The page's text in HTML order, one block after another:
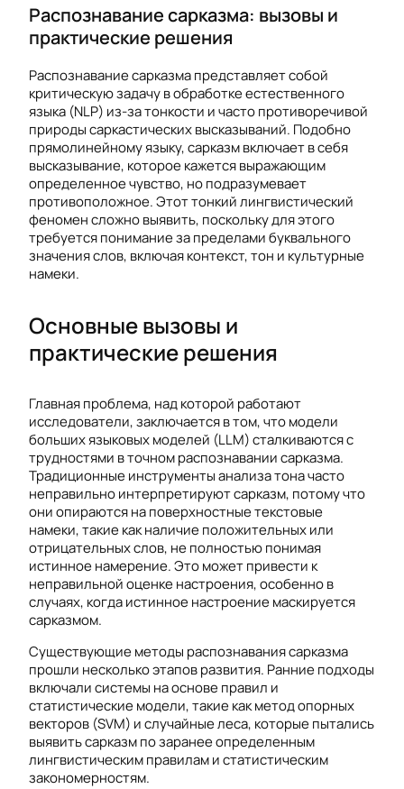
Распознавание сарказма: вызовы и
практические решения
Распознавание сарказма представляет собой
критическую задачу в обработке естественного
языка (NLP) из-за тонкости и часто противоречивой
природы саркастических высказываний. Подобно
прямолинейному языку, сарказм включает в себя
высказывание, которое кажется выражающим
определенное чувство, но подразумевает
противоположное. Этот тонкий лингвистический
феномен сложно выявить, поскольку для этого
требуется понимание за пределами буквального
значения слов, включая контекст, тон и культурные
намеки.
Основные вызовы и
практические решения
Главная проблема, над которой работают
исследователи, заключается в том, что модели
больших языковых моделей (LLM) сталкиваются с
трудностями в точном распознавании сарказма.
Традиционные инструменты анализа тона часто
неправильно интерпретируют сарказм, потому что
они опираются на поверхностные текстовые
намеки, такие как наличие положительных или
отрицательных слов, не полностью понимая
истинное намерение. Это может привести к
неправильной оценке настроения, особенно в
случаях, когда истинное настроение маскируется
сарказмом.
Существующие методы распознавания сарказма
прошли несколько этапов развития. Ранние подходы
включали системы на основе правил и
статистические модели, такие как метод опорных
векторов (SVM) и случайные леса, которые пытались
выявить сарказм по заранее определенным
лингвистическим правилам и статистическим
закономерностям.